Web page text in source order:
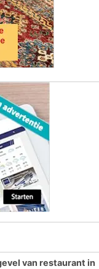
van restaurant in